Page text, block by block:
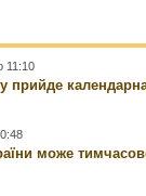
11:10
прийде
може